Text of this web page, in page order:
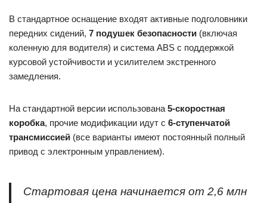
В стандартное оснащение входят активные подголовники
передних сидений, 7 подушек безопасности (включая
коленную для водителя) и система ABS с поддержкой
курсовой устойчивости и усилителем экстренного
замедления.
На стандартной версии использована 5-скоростная
коробка, прочие модификации идут с 6-ступенчатой
трансмиссией (все варианты имеют постоянный полный
привод с электронным управлением).
Стартовая цена начинается от 2,6 млн